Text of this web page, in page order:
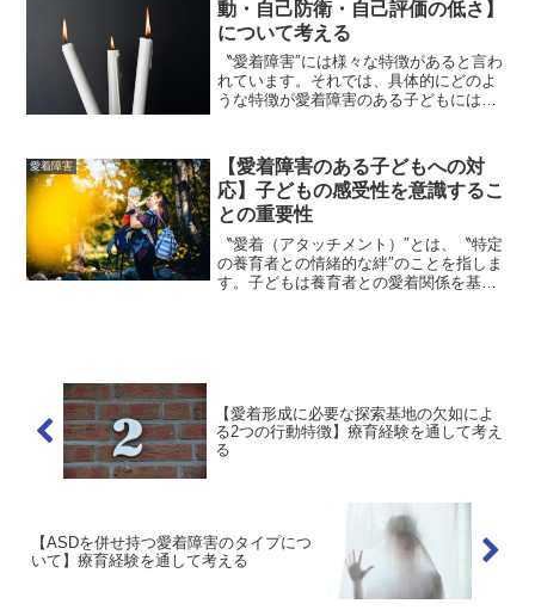
動・自己防衛・自己評価の低さ】
について考える
〝愛着障害″には様々な特徴があると言わ
れています。それでは、具体的にどのよ
うな特徴が愛着障害のある子どもには見
防衛・自己評価の低さ】を取り上げなが
ら、臨床発達心理士で...
愛着障害
【愛着障害のある子どもへの対
応】子どもの感受性を意識するこ
との重要性
〝愛着（アタッチメント）″とは、〝特定
の養育者との情緒的な絆″のことを指しま
す。子どもは養育者との愛着関係を基盤
【愛着形成に必要な探索基地の欠如によ
る2つの行動特徴】療育経験を通して考え
る
【ASDを併せ持つ愛着障害のタイプにつ
いて】療育経験を通して考える